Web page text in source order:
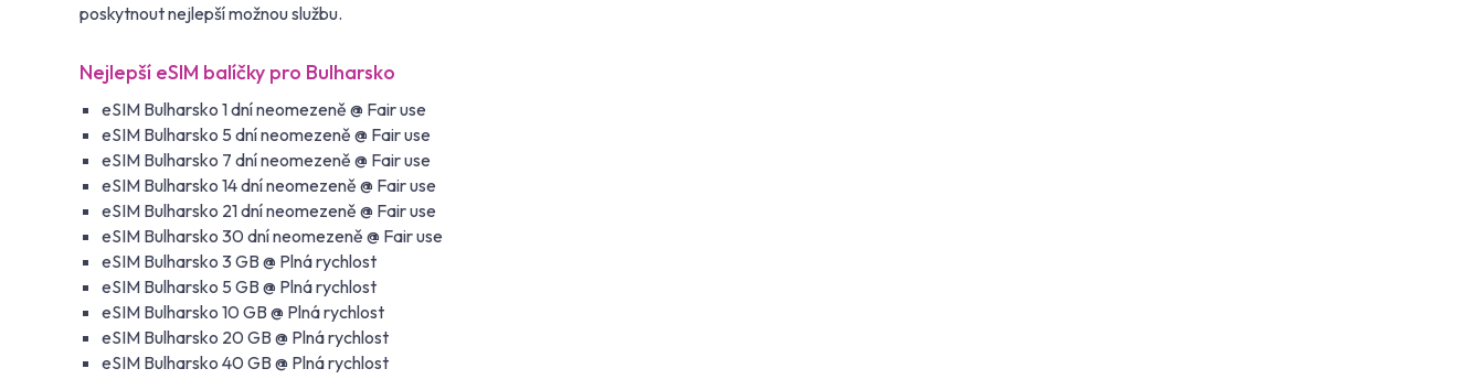
poskytnout nejlepší možnou službu.
Nejlepší eSIM balíčky pro Bulharsko
eSIM Bulharsko 1 dní neomezeně @ Fair use
eSIM Bulharsko 5 dní neomezeně @ Fair use
eSIM Bulharsko 7 dní neomezeně @ Fair use
eSIM Bulharsko 14 dní neomezeně @ Fair use
eSIM Bulharsko 21 dní neomezeně @ Fair use
eSIM Bulharsko 30 dní neomezeně @ Fair use
eSIM Bulharsko 3 GB @ Plná rychlost
eSIM Bulharsko 5 GB @ Plná rychlost
eSIM Bulharsko 10 GB @ Plná rychlost
eSIM Bulharsko 20 GB @ Plná rychlost
eSIM Bulharsko 40 GB @ Plná rychlost